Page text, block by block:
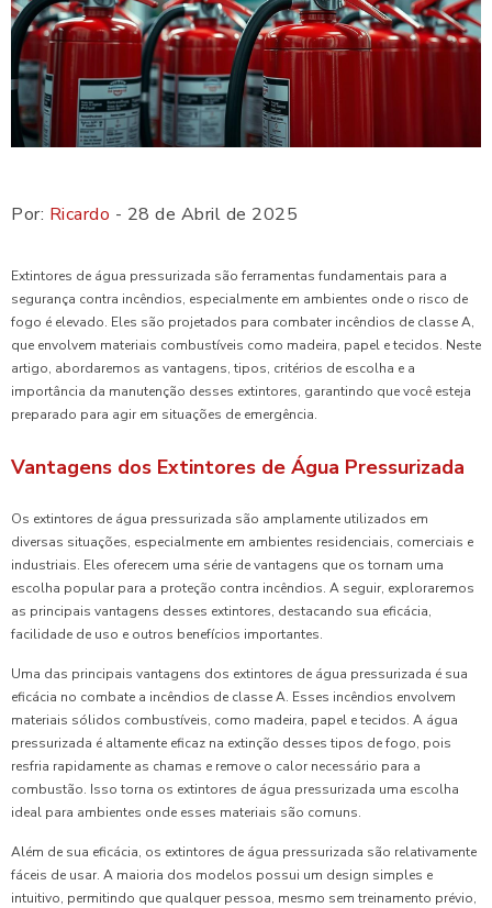
Por: Ricardo - 28 de Abril de 2025
Extintores de água pressurizada são ferramentas fundamentais para a
segurança contra incêndios, especialmente em ambientes onde o risco de
fogo é elevado. Eles são projetados para combater incêndios de classe A,
que envolvem materiais combustíveis como madeira, papel e tecidos. Neste
artigo, abordaremos as vantagens, tipos, critérios de escolha e a
importância da manutenção desses extintores, garantindo que você esteja
preparado para agir em situações de emergência.
Vantagens dos Extintores de Água Pressurizada
Os extintores de água pressurizada são amplamente utilizados em
diversas situações, especialmente em ambientes residenciais, comerciais e
industriais. Eles oferecem uma série de vantagens que os tornam uma
escolha popular para a proteção contra incêndios. A seguir, exploraremos
as principais vantagens desses extintores, destacando sua eficácia,
facilidade de uso e outros benefícios importantes.
Uma das principais vantagens dos extintores de água pressurizada é sua
eficácia no combate a incêndios de classe A. Esses incêndios envolvem
materiais sólidos combustíveis, como madeira, papel e tecidos. A água
pressurizada é altamente eficaz na extinção desses tipos de fogo, pois
resfria rapidamente as chamas e remove o calor necessário para a
combustão. Isso torna os extintores de água pressurizada uma escolha
ideal para ambientes onde esses materiais são comuns.
Além de sua eficácia, os extintores de água pressurizada são relativamente
fáceis de usar. A maioria dos modelos possui um design simples e
intuitivo, permitindo que qualquer pessoa, mesmo sem treinamento prévio,